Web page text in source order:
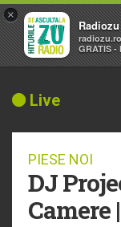
Live
PIESE NOI
DJ
×
Radiozu
radiozu.ro
GRATIS -